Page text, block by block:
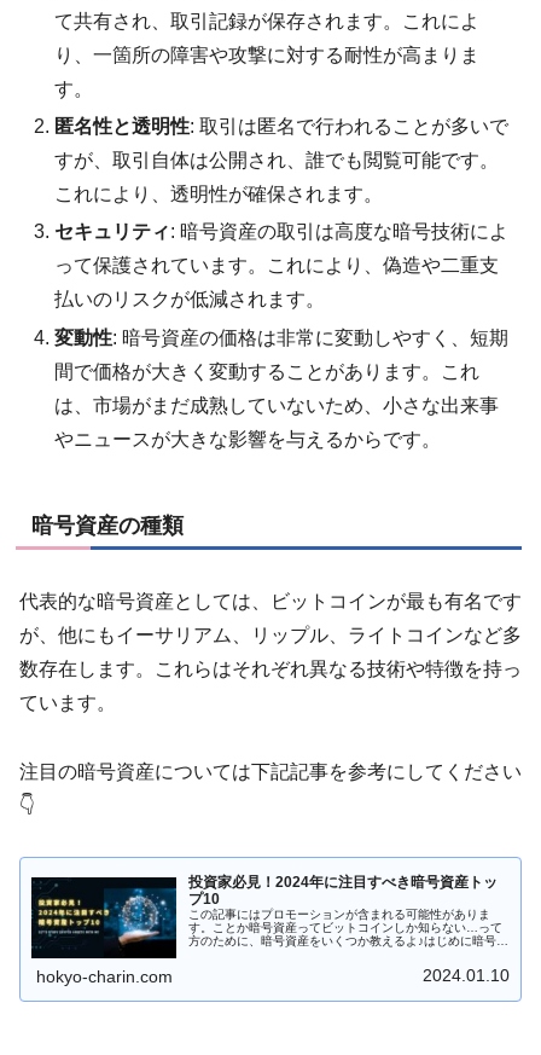
て共有され、取引記録が保存されます。これによ
り、一箇所の障害や攻撃に対する耐性が高まりま
す。
匿名性と透明性: 取引は匿名で行われることが多いで
すが、取引自体は公開され、誰でも閲覧可能です。
これにより、透明性が確保されます。
セキュリティ: 暗号資産の取引は高度な暗号技術によ
って保護されています。これにより、偽造や二重支
払いのリスクが低減されます。
変動性: 暗号資産の価格は非常に変動しやすく、短期
間で価格が大きく変動することがあります。これ
は、市場がまだ成熟していないため、小さな出来事
やニュースが大きな影響を与えるからです。
暗号資産の種類
代表的な暗号資産としては、ビットコインが最も有名です
が、他にもイーサリアム、リップル、ライトコインなど多
数存在します。これらはそれぞれ異なる技術や特徴を持っ
ています。
注目の暗号資産については下記記事を参考にしてください
👇
投資家必見！2024年に注目すべき暗号資産トッ
プ10
この記事にはプロモーションが含まれる可能性がありま
す。ことか暗号資産ってビットコインしか知らない…って
方のために、暗号資産をいくつか教えるよ♪はじめに暗号資
hokyo-charin.com 2024.01.10